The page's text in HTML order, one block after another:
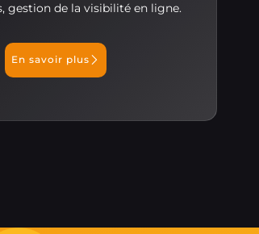
gestion de la visibilité en ligne.
En savoir plus